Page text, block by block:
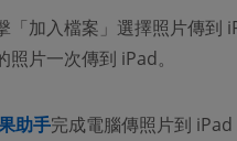
「加入檔案」選擇照片傳到
照片一次傳到 iPad。
助手完成電腦傳照片到 iPad